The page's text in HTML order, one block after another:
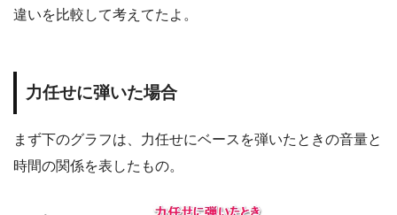
違いを比較して考えてたよ。
力任せに弾いた場合
まず下のグラフは、力任せにベースを弾いたときの音量と
時間の関係を表したもの。